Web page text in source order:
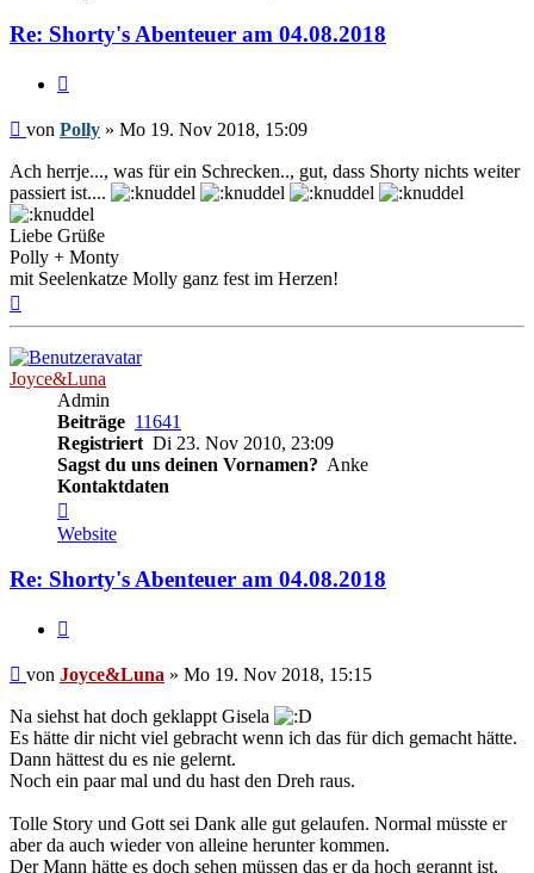
Re: Shorty's Abenteuer am 04.08.2018
Beitrag
von Polly » Mo 19. Nov 2018, 15:09
Ach herrje..., was für ein Schrecken.., gut, dass Shorty nichts weiter
passiert ist....
Liebe Grüße
Polly + Monty
mit Seelenkatze Molly ganz fest im Herzen!
Joyce&Luna
Admin
Beiträge 11641
Registriert Di 23. Nov 2010, 23:09
Sagst du uns deinen Vornamen? Anke
Kontaktdaten
von
Joyce&Luna
Website
Re: Shorty's Abenteuer am 04.08.2018
Beitrag
von Joyce&Luna » Mo 19. Nov 2018, 15:15
Na siehst hat doch geklappt Gisela
Es hätte dir nicht viel gebracht wenn ich das für dich gemacht hätte.
Dann hättest du es nie gelernt.
Noch ein paar mal und du hast den Dreh raus.
Tolle Story und Gott sei Dank alle gut gelaufen. Normal müsste er
aber da auch wieder von alleine herunter kommen.
Der Mann hätte es doch sehen müssen das er da hoch gerannt ist,